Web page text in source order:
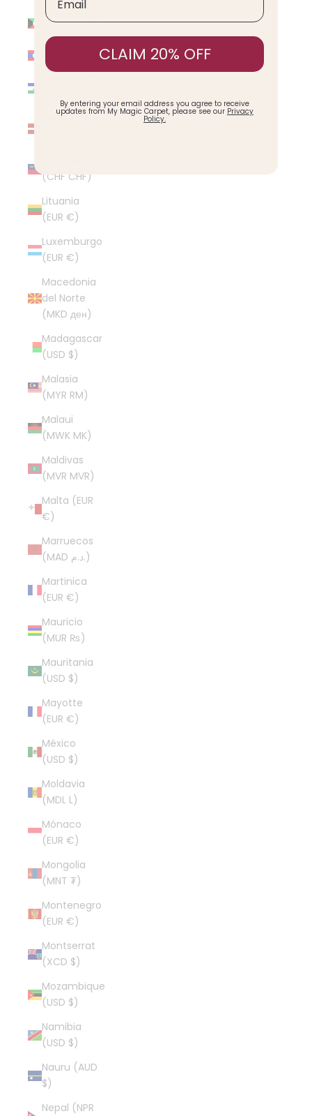
Kuwait (USD
Laos (LAK ₭)
Letonia (EUR
(CHF CHF)
Lituania
(EUR €)
Luxemburgo
(EUR €)
Macedonia
del Norte
(MKD ден)
Madagascar
(USD $)
Malasia
(MYR RM)
Malaui
(MWK MK)
Maldivas
(MVR MVR)
Malta (EUR
€)
Marruecos
(MAD د.م.)
Martinica
(EUR €)
Mauricio
(MUR ₨)
Mauritania
(USD $)
Mayotte
(EUR €)
México
(USD $)
Moldavia
(MDL L)
Mónaco
(EUR €)
Mongolia
(MNT ₮)
Montenegro
(EUR €)
Montserrat
(XCD $)
Mozambique
(USD $)
Namibia
(USD $)
Nauru (AUD
$)
Nepal (NPR
CLAIM 20% OFF
By entering your email address you agree to receive
updates from My Magic Carpet, please see our Privacy
Policy.